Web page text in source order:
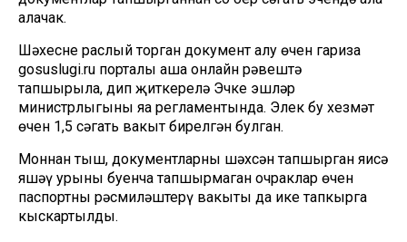
алачак.
Шәхесне раслый торган документ алу өчен гариза
gosuslugi.ru порталы аша онлайн рәвештә
тапшырыла, дип җиткерелә Эчке эшләр
министрлыгының яңа регламентында. Элек бу хезмәт
өчен 1,5 сәгать вакыт бирелгән булган.
Моннан тыш, документларны шәхсән тапшырган яисә
яшәү урыны буенча тапшырмаган очраклар өчен
паспортны рәсмиләштерү вакыты да ике тапкырга
кыскартылды.